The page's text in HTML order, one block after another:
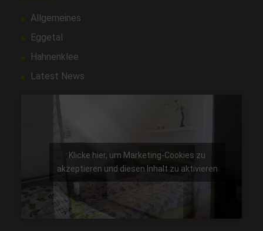
Allgemeines
Eggetal
Hahnenklee
Latest News
Klicke hier, um Marketing-Cookies zu
akzeptieren und diesen Inhalt zu aktivieren